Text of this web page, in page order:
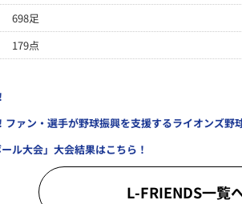
698足
179点
ァン・選手が野球振興を支援するライオンズ野
ル大会」大会結果はこちら！
L-FRIENDS一覧